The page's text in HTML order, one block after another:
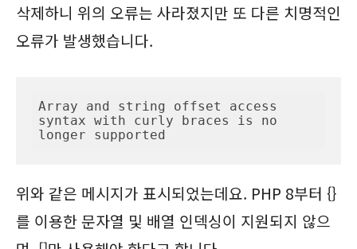
삭제하니 위의 오류는 사라졌지만 또 다른 치명적인
오류가 발생했습니다.
Array and string offset access
syntax with curly braces is no
longer supported
위와 같은 메시지가 표시되었는데요. PHP 8부터 {}
를 이용한 문자열 및 배열 인덱싱이 지원되지 않으